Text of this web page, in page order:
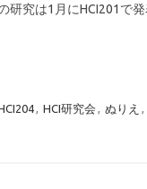
研究は1月にHCI201で
, HCI研究会 , ぬりえ ,